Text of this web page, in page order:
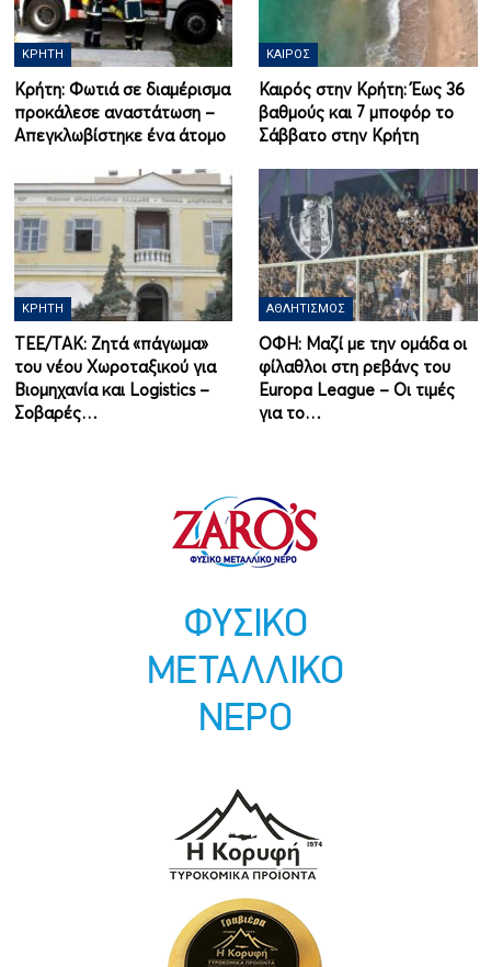
ΚΡΉΤΗ
Κρήτη: Φωτιά σε διαμέρισμα
προκάλεσε αναστάτωση –
Απεγκλωβίστηκε ένα άτομο
ΚΑΙΡΌΣ
Καιρός στην Κρήτη: Έως 36
βαθμούς και 7 μποφόρ το
Σάββατο στην Κρήτη
ΚΡΉΤΗ
ΤΕΕ/ΤΑΚ: Ζητά «πάγωμα»
του νέου Χωροταξικού για
Βιομηχανία και Logistics –
Σοβαρές…
ΑΘΛΗΤΙΣΜΌΣ
ΟΦΗ: Μαζί με την ομάδα οι
φίλαθλοι στη ρεβάνς του
Europa League – Οι τιμές
για το…